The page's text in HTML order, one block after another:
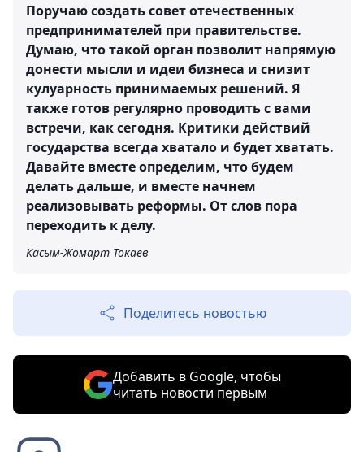
Поручаю создать совет отечественных
предпринимателей при правительстве.
Думаю, что такой орган позволит напрямую
донести мысли и идеи бизнеса и снизит
кулуарность принимаемых решений. Я
также готов регулярно проводить с вами
встречи, как сегодня. Критики действий
государства всегда хватало и будет хватать.
Давайте вместе определим, что будем
делать дальше, и вместе начнем
реализовывать реформы. От слов пора
переходить к делу.
Касым-Жомарт Токаев
Поделитесь новостью
Добавить в Google, чтобы
читать новости первым